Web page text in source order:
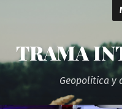
TRAMA
Geopolitica y